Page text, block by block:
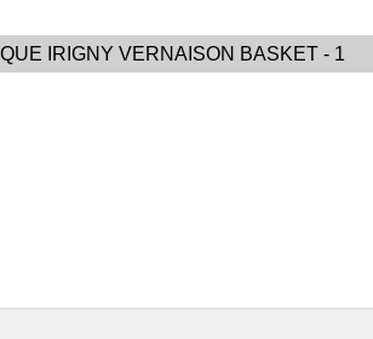
IRIGNY VERNAISON BASKET - 1